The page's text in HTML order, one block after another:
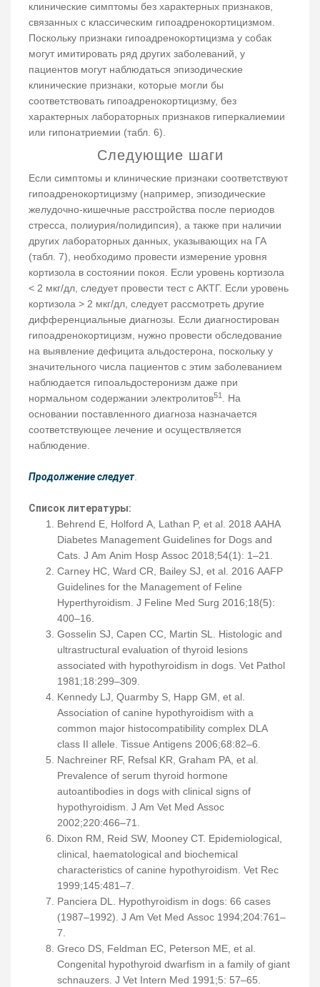
клинические симптомы без характерных признаков,
связанных с классическим гипоадренокортицизмом.
Поскольку признаки гипоадренокортицизма у собак
могут имитировать ряд других заболеваний, у
пациентов могут наблюдаться эпизодические
клинические признаки, которые могли бы
соответствовать гипоадренокортицизму, без
характерных лабораторных признаков гиперкалиемии
или гипонатриемии (табл. 6).
Следующие шаги
Если симптомы и клинические признаки соответствуют
гипоадренокортицизму (например, эпизодические
желудочно-кишечные расстройства после периодов
стресса, полиурия/полидипсия), а также при наличии
других лабораторных данных, указывающих на ГА
(табл. 7), необходимо провести измерение уровня
кортизола в состоянии покоя. Если уровень кортизола
< 2 мкг/дл, следует провести тест с АКТГ. Если уровень
кортизола > 2 мкг/дл, следует рассмотреть другие
дифференциальные диагнозы. Если диагностирован
гипоадренокортицизм, нужно провести обследование
на выявление дефицита альдостерона, поскольку у
значительного числа пациентов с этим заболеванием
наблюдается гипоальдостеронизм даже при
нормальном содержании электролитов51 . На
основании поставленного диагноза назначается
соответствующее лечение и осуществляется
наблюдение.
Продолжение следует.
Список литературы:
Behrend E, Holford A, Lathan P, et al. 2018 AAHA
Diabetes Management Guidelines for Dogs and
Cats. J Am Anim Hosp Assoc 2018;54(1): 1–21.
Carney HC, Ward CR, Bailey SJ, et al. 2016 AAFP
Guidelines for the Management of Feline
Hyperthyroidism. J Feline Med Surg 2016;18(5):
400–16.
Gosselin SJ, Capen CC, Martin SL. Histologic and
ultrastructural evaluation of thyroid lesions
associated with hypothyroidism in dogs. Vet Pathol
1981;18:299–309.
Kennedy LJ, Quarmby S, Happ GM, et al.
Association of canine hypothyroidism with a
common major histocompatibility complex DLA
class II allele. Tissue Antigens 2006;68:82–6.
Nachreiner RF, Refsal KR, Graham PA, et al.
Prevalence of serum thyroid hormone
autoantibodies in dogs with clinical signs of
hypothyroidism. J Am Vet Med Assoc
2002;220:466–71.
Dixon RM, Reid SW, Mooney CT. Epidemiological,
clinical, haematological and biochemical
characteristics of canine hypothyroidism. Vet Rec
1999;145:481–7.
Panciera DL. Hypothyroidism in dogs: 66 cases
(1987–1992). J Am Vet Med Assoc 1994;204:761–
7.
Greco DS, Feldman EC, Peterson ME, et al.
Congenital hypothyroid dwarfism in a family of giant
schnauzers. J Vet Intern Med 1991;5: 57–65.